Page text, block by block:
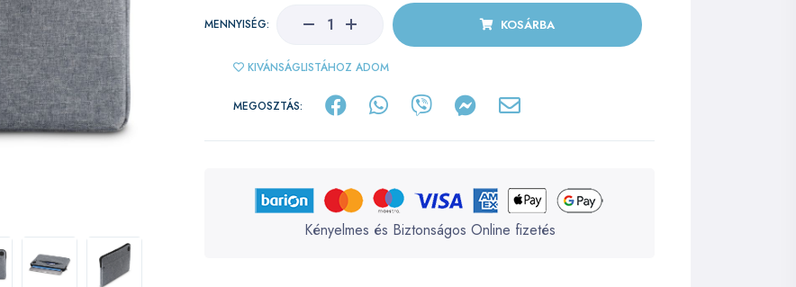
MENNYISÉG: KOSÁRBA
KIVÁNSÁGLISTÁHOZ ADOM
MEGOSZTÁS:
Kényelmes és Biztonságos Online fizetés